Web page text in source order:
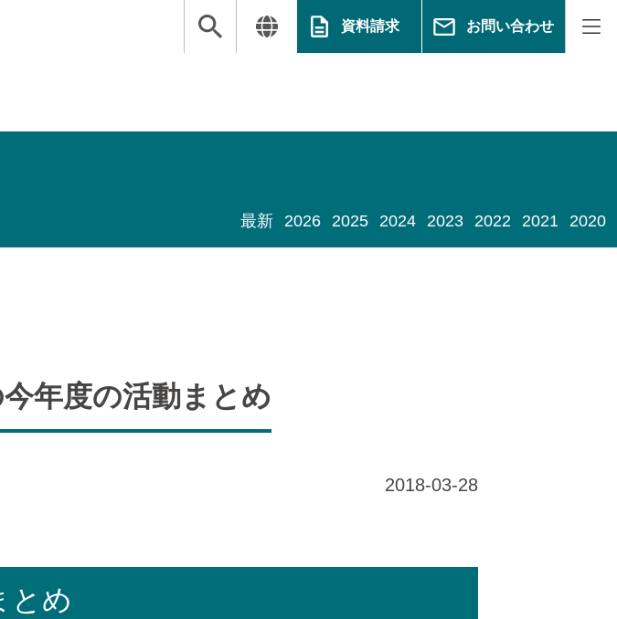
資料請求 お問い合わせ
最新 2026 2025 2024 2023 2022 2021 2020
年度の活動まとめ
2018-03-28
とめ